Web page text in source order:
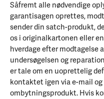
Såfremt alle nødvendige
garantisagen oprettes,
sender din satch-produkt,
os i originalkartonen eller
hverdage efter modtagelse
undersøgelsen og
er tale om en uoprettelig
kontaktet igen via e-mail
ombytningsprodukt. Hvis